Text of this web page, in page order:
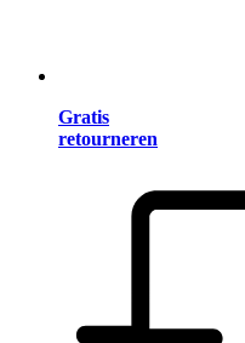
Gratis
retourneren